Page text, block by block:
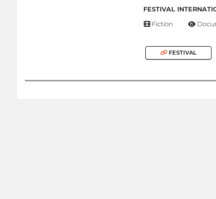
FESTIVAL
Fiction
FESTIVAL